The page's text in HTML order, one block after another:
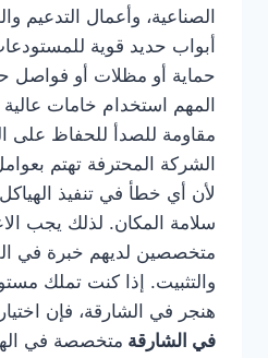
الصناعية، وأعمال التدعيم
أبواب حديد قوية
حماية أو مظلات أو فواصل
المهم استخدام خامات
مقاومة للصدأ للحفاظ على
الشركة المحترفة تهتم
لأن أي خطأ في تنفيذ
سلامة المكان. لذلك يجب
متخصصين لديهم خبرة في
والتثبيت. إذا كنت تملك
هنجر في الشارقة، فإن اختيار
في الشارقة متخصصة في